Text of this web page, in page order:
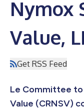
Nymox
Value,
Get RSS Feed
Le Committee
Value (CRNSV)